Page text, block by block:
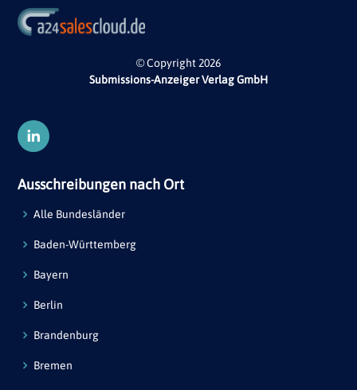
© Copyright 2026
Submissions-Anzeiger Verlag GmbH
Ausschreibungen nach Ort
Alle Bundesländer
Baden-Württemberg
Bayern
Berlin
Brandenburg
Bremen